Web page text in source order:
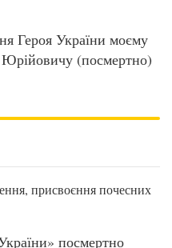
Героя України моєму
(посмертно)
присвоєння почесних
посмертно